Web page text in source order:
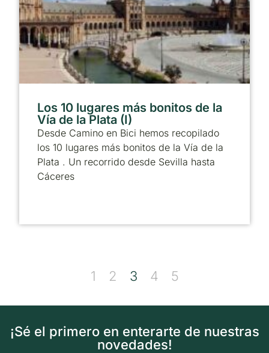
Los 10 lugares más bonitos de la
Vía de la Plata (I)
Desde Camino en Bici hemos recopilado
los 10 lugares más bonitos de la Vía de la
Plata . Un recorrido desde Sevilla hasta
Cáceres
1 2 3 4 5
¡Sé el primero en enterarte de nuestras
novedades!